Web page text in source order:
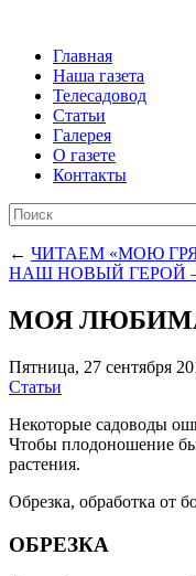
Главная
Наша газета
Телесадовод
Статьи
Галерея
О газете
Контакты
← ЧИТАЕМ «МОЮ
НАШ НОВЫЙ ГЕРОЙ
МОЯ
Пятница, 27 сентября
Статьи
Некоторые садоводы
Чтобы плодоношение
растения.
Обрезка, обработка от
ОБРЕЗКА